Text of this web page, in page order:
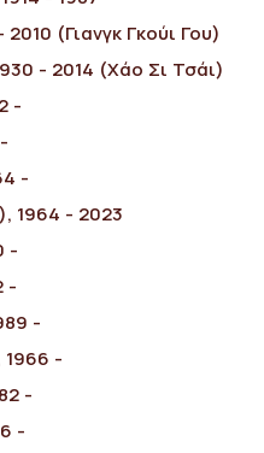
2010 (Γιανγκ Γκούι Γου)
- 2014 (Χάο Σι Τσάι)
-
-
1964 - 2023
-
-
-
1966 -
-
-